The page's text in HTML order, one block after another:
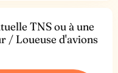
TNS ou à une
/ Loueuse d'avions